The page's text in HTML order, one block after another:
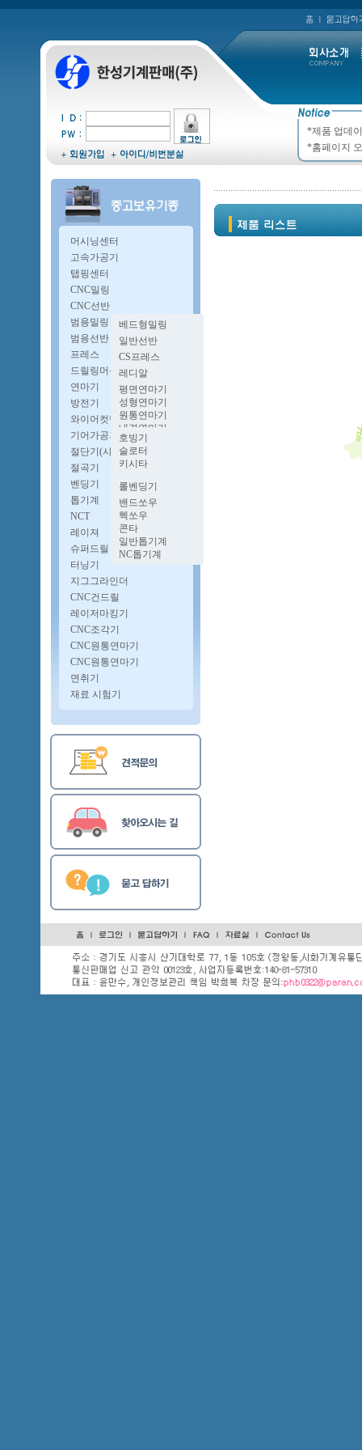
*제품 업데
*홈페이지
베드형밀링
복합밀링
A타입밀링
멍텅구리밀링
양두밀링
호리젠탈밀링
일반선반
오방구선반
벤치레스
프로콘
단능반
CS프레스
파워프레스
유압프레스
다이스포팅기
너클프레스
펨프레스
고속프레스
레디알
업라이트
자동탭핑기
보루방
CNC다축드릴
자동드릴기
평면연마기
성형연마기
원통연마기
내경연마기
로타리연마기
공구연마기
CNC원통연마기
CNC내경연마기
호빙기
슬로터
키시타
롤벤딩기
파이프벤딩기
밴드쏘우
헥쏘우
콘타
일반톱기계
NC톱기계
머시닝센터
고속가공기
탭핑센터
CNC밀링
CNC선반
범용밀링
범용선반
프레스
드릴링머신
연마기
방전기
와이어컷팅기
기어가공기
절단기(샤링기)
절곡기
벤딩기
톱기계
NCT
레이져
슈퍼드릴
터닝기
지그그라인더
CNC건드릴
레이저마킹기
CNC조각기
CNC원통연마기
CNC원통연마기
면취기
재료 시험기